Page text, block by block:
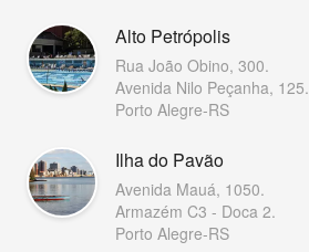
Alto Petrópolis
Rua João Obino, 300.
Avenida Nilo Peçanha, 125.
Porto Alegre-RS
Ilha do Pavão
Avenida Mauá, 1050.
Armazém C3 - Doca 2.
Porto Alegre-RS